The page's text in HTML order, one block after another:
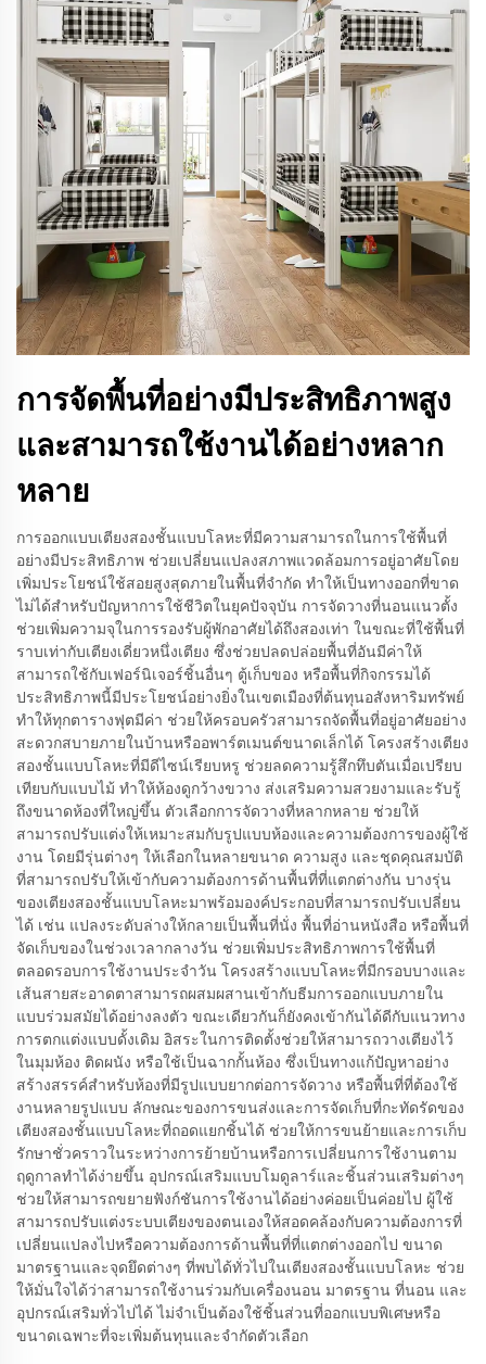
การจัดพื้นที่อย่างมีประสิทธิภาพสูง
และสามารถใช้งานได้อย่างหลาก
หลาย
การออกแบบเตียงสองชั้นแบบโลหะที่มีความสามารถในการใช้พื้นที่
อย่างมีประสิทธิภาพ ช่วยเปลี่ยนแปลงสภาพแวดล้อมการอยู่อาศัยโดย
เพิ่มประโยชน์ใช้สอยสูงสุดภายในพื้นที่จำกัด ทำให้เป็นทางออกที่ขาด
ไม่ได้สำหรับปัญหาการใช้ชีวิตในยุคปัจจุบัน การจัดวางที่นอนแนวตั้ง
ช่วยเพิ่มความจุในการรองรับผู้พักอาศัยได้ถึงสองเท่า ในขณะที่ใช้พื้นที่
ราบเท่ากับเตียงเดี่ยวหนึ่งเตียง ซึ่งช่วยปลดปล่อยพื้นที่อันมีค่าให้
สามารถใช้กับเฟอร์นิเจอร์ชิ้นอื่นๆ ตู้เก็บของ หรือพื้นที่กิจกรรมได้
ประสิทธิภาพนี้มีประโยชน์อย่างยิ่งในเขตเมืองที่ต้นทุนอสังหาริมทรัพย์
ทำให้ทุกตารางฟุตมีค่า ช่วยให้ครอบครัวสามารถจัดพื้นที่อยู่อาศัยอย่าง
สะดวกสบายภายในบ้านหรืออพาร์ตเมนต์ขนาดเล็กได้ โครงสร้างเตียง
สองชั้นแบบโลหะที่มีดีไซน์เรียบหรู ช่วยลดความรู้สึกทึบตันเมื่อเปรียบ
เทียบกับแบบไม้ ทำให้ห้องดูกว้างขวาง ส่งเสริมความสวยงามและรับรู้
ถึงขนาดห้องที่ใหญ่ขึ้น ตัวเลือกการจัดวางที่หลากหลาย ช่วยให้
สามารถปรับแต่งให้เหมาะสมกับรูปแบบห้องและความต้องการของผู้ใช้
งาน โดยมีรุ่นต่างๆ ให้เลือกในหลายขนาด ความสูง และชุดคุณสมบัติ
ที่สามารถปรับให้เข้ากับความต้องการด้านพื้นที่ที่แตกต่างกัน บางรุ่น
ของเตียงสองชั้นแบบโลหะมาพร้อมองค์ประกอบที่สามารถปรับเปลี่ยน
ได้ เช่น แปลงระดับล่างให้กลายเป็นพื้นที่นั่ง พื้นที่อ่านหนังสือ หรือพื้นที่
จัดเก็บของในช่วงเวลากลางวัน ช่วยเพิ่มประสิทธิภาพการใช้พื้นที่
ตลอดรอบการใช้งานประจำวัน โครงสร้างแบบโลหะที่มีกรอบบางและ
เส้นสายสะอาดตาสามารถผสมผสานเข้ากับธีมการออกแบบภายใน
แบบร่วมสมัยได้อย่างลงตัว ขณะเดียวกันก็ยังคงเข้ากันได้ดีกับแนวทาง
การตกแต่งแบบดั้งเดิม อิสระในการติดตั้งช่วยให้สามารถวางเตียงไว้
ในมุมห้อง ติดผนัง หรือใช้เป็นฉากกั้นห้อง ซึ่งเป็นทางแก้ปัญหาอย่าง
สร้างสรรค์สำหรับห้องที่มีรูปแบบยากต่อการจัดวาง หรือพื้นที่ที่ต้องใช้
งานหลายรูปแบบ ลักษณะของการขนส่งและการจัดเก็บที่กะทัดรัดของ
เตียงสองชั้นแบบโลหะที่ถอดแยกชิ้นได้ ช่วยให้การขนย้ายและการเก็บ
รักษาชั่วคราวในระหว่างการย้ายบ้านหรือการเปลี่ยนการใช้งานตาม
ฤดูกาลทำได้ง่ายขึ้น อุปกรณ์เสริมแบบโมดูลาร์และชิ้นส่วนเสริมต่างๆ
ช่วยให้สามารถขยายฟังก์ชันการใช้งานได้อย่างค่อยเป็นค่อยไป ผู้ใช้
สามารถปรับแต่งระบบเตียงของตนเองให้สอดคล้องกับความต้องการที่
เปลี่ยนแปลงไปหรือความต้องการด้านพื้นที่ที่แตกต่างออกไป ขนาด
มาตรฐานและจุดยึดต่างๆ ที่พบได้ทั่วไปในเตียงสองชั้นแบบโลหะ ช่วย
ให้มั่นใจได้ว่าสามารถใช้งานร่วมกับเครื่องนอน มาตรฐาน ที่นอน และ
อุปกรณ์เสริมทั่วไปได้ ไม่จำเป็นต้องใช้ชิ้นส่วนที่ออกแบบพิเศษหรือ
ขนาดเฉพาะที่จะเพิ่มต้นทุนและจำกัดตัวเลือก